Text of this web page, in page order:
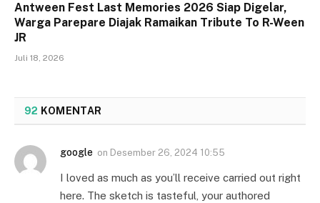
Antween Fest Last Memories 2026 Siap Digelar,
Warga Parepare Diajak Ramaikan Tribute To R-Ween
JR
Juli 18, 2026
92 KOMENTAR
google on Desember 26, 2024 10:55
I loved as much as you’ll receive carried out right
here. The sketch is tasteful, your authored